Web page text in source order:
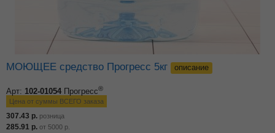
МОЮЩЕЕ средство Прогресс 5кг описание
Арт: 102-01054 Прогресс®
Цена от суммы ВСЕГО заказа
307.43 р. розница
285.91 р. от 5000 р.